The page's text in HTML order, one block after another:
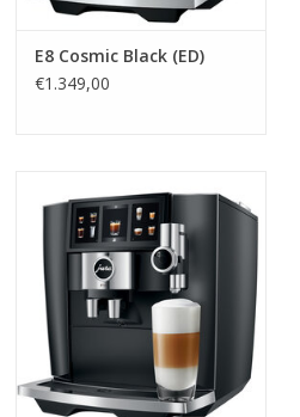
E8 Cosmic Black (ED)
€1.349,00
TOEVOEGEN AAN WINKELWAGEN